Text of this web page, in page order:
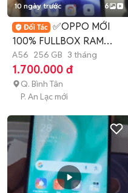
10 ngày trước 6
✅OPPO MỚI
100% FULLBOX RAM
8GB-256GB ĐẸP MẠNH
MẼ✅
A56 256 GB 3 tháng
1.700.000 đ
Q. Bình Tân
P. An Lạc mới